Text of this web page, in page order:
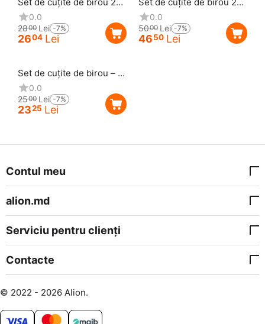
buc.0.0
2604 Lei
2800 Lei -7%
buc.0.0
4650 Lei
5000 Lei -7%
Set de cuțite de birou – 4
buc.0.0
2325 Lei
2500 Lei -7%
Contul meu
alion.md
Serviciu pentru clienți
Contacte
© 2022 - 2026 Alion.